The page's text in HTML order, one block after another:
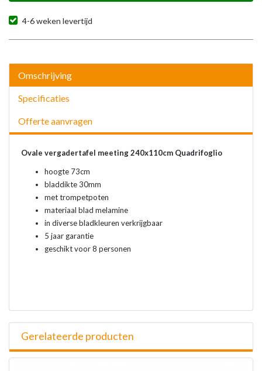
4-6 weken levertijd
Omschrijving
Specificaties
Offerte aanvragen
Ovale vergadertafel meeting 240x110cm Quadrifoglio
hoogte 73cm
bladdikte 30mm
met trompetpoten
materiaal blad melamine
in diverse bladkleuren verkrijgbaar
5 jaar garantie
geschikt voor 8 personen
Gerelateerde producten